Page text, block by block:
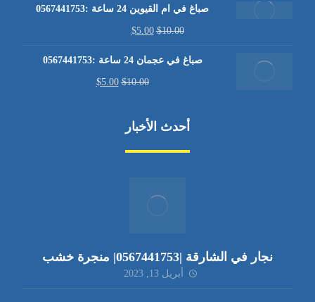
صباغ في ام القيوين 24 ساعة :0567441753
$10.00
$5.00
صباغ في عجمان 24 ساعة :0567441753
$10.00
$5.00
أحدث الأخبار
نجار في الشارقة |0567441753| منجرة خشب
أبريل 13, 2023